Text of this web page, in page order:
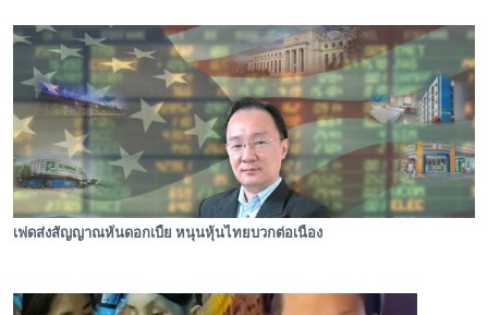
เฟดส่งสัญญาณหั่นดอกเบี้ย หนุนหุ้นไทยบวกต่อเนื่อง